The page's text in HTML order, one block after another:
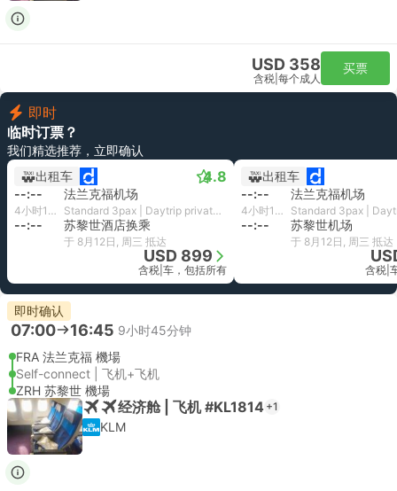
USD 358
含税 每个成人
买票
即时
临时订票？
我们精选推荐，立即确认
出租车
4.8
--:-- 法兰克福机场
4小时16分钟 Standard 3pax | Daytrip private transfer with English speaking driver
--:-- 苏黎世酒店换乘
于 8月12日, 周三 抵达
USD 899
含税 车，包括所有
出租车
--:--
法兰克福机场
4小时14分钟
--:-- 苏黎世机场
于 8月12日, 周三 抵达
含税
即时确认
07:00 16:45 9小时45分钟
FRA 法兰克福 機場
Self-connect | 飞机+飞机
ZRH 苏黎世 機場
经济舱 | 飞机 #KL1814 +1
KLM